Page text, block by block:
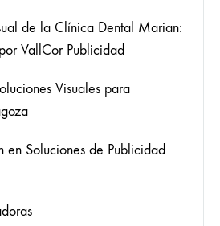
de la Clínica Dental Marian:
VallCor Publicidad
Visuales para
en Soluciones de Publicidad